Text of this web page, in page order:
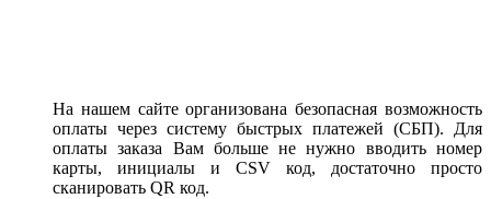
На нашем сайте организована безопасная возможность
оплаты через систему быстрых платежей (СБП). Для
оплаты заказа Вам больше не нужно вводить номер
карты, инициалы и CSV код, достаточно просто
сканировать QR код.